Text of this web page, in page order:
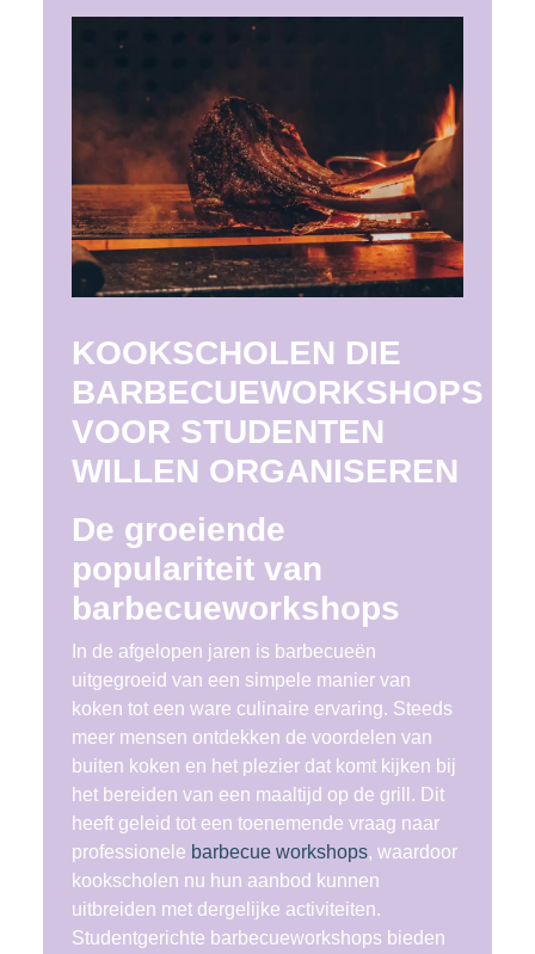
KOOKSCHOLEN DIE
BARBECUEWORKSHOPS
VOOR STUDENTEN
WILLEN ORGANISEREN
De groeiende
populariteit van
barbecueworkshops
In de afgelopen jaren is barbecueën
uitgegroeid van een simpele manier van
koken tot een ware culinaire ervaring. Steeds
meer mensen ontdekken de voordelen van
buiten koken en het plezier dat komt kijken bij
het bereiden van een maaltijd op de grill. Dit
heeft geleid tot een toenemende vraag naar
professionele barbecue workshops, waardoor
kookscholen nu hun aanbod kunnen
uitbreiden met dergelijke activiteiten.
Studentgerichte barbecueworkshops bieden